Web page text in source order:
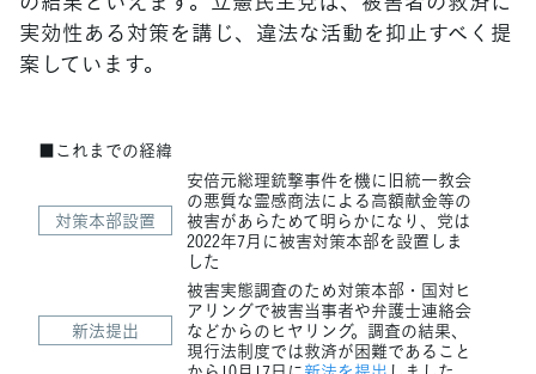
実効性ある対策を講じ、違法な活動を抑止すべく提
案しています。
■これまでの経緯
対策本部設置
安倍元総理銃撃事件を機に旧統一教会
の悪質な霊感商法による高額献金等の
被害があらためて明らかになり、党は
2022年7月に被害対策本部を設置しま
した
新法提出
被害実態調査のため対策本部・国対ヒ
アリングで被害当事者や弁護士連絡会
などからのヒヤリング。調査の結果、
現行法制度では救済が困難であること